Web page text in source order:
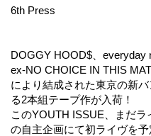
6th Press
DOGGY HOOD$、everyday
ex-NO CHOICE IN THIS
により結成された東京の新
る2本組テープ作が入荷！
このYOUTH ISSUE、まだ
の自主企画にて初ライヴを